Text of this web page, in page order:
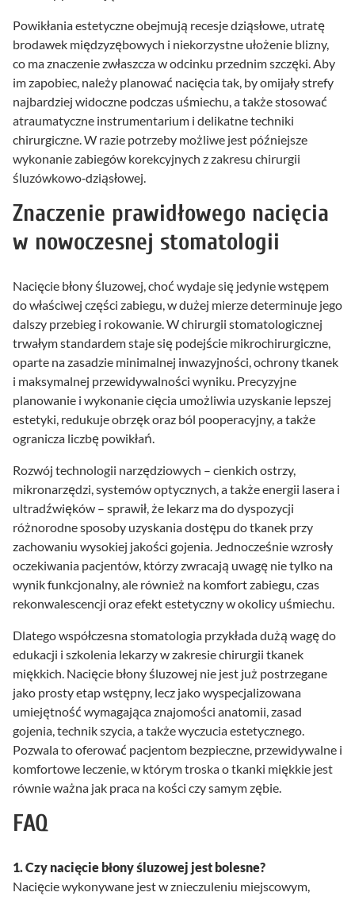
Powikłania estetyczne obejmują recesje dziąsłowe, utratę
brodawek międzyzębowych i niekorzystne ułożenie blizny,
co ma znaczenie zwłaszcza w odcinku przednim szczęki. Aby
im zapobiec, należy planować nacięcia tak, by omijały strefy
najbardziej widoczne podczas uśmiechu, a także stosować
atraumatyczne instrumentarium i delikatne techniki
chirurgiczne. W razie potrzeby możliwe jest późniejsze
wykonanie zabiegów korekcyjnych z zakresu chirurgii
śluzówkowo‑dziąsłowej.
Znaczenie prawidłowego nacięcia
w nowoczesnej stomatologii
Nacięcie błony śluzowej, choć wydaje się jedynie wstępem
do właściwej części zabiegu, w dużej mierze determinuje jego
dalszy przebieg i rokowanie. W chirurgii stomatologicznej
trwałym standardem staje się podejście mikrochirurgiczne,
oparte na zasadzie minimalnej inwazyjności, ochrony tkanek
i maksymalnej przewidywalności wyniku. Precyzyjne
planowanie i wykonanie cięcia umożliwia uzyskanie lepszej
estetyki, redukuje obrzęk oraz ból pooperacyjny, a także
ogranicza liczbę powikłań.
Rozwój technologii narzędziowych – cienkich ostrzy,
mikronarzędzi, systemów optycznych, a także energii lasera i
ultradźwięków – sprawił, że lekarz ma do dyspozycji
różnorodne sposoby uzyskania dostępu do tkanek przy
zachowaniu wysokiej jakości gojenia. Jednocześnie wzrosły
oczekiwania pacjentów, którzy zwracają uwagę nie tylko na
wynik funkcjonalny, ale również na komfort zabiegu, czas
rekonwalescencji oraz efekt estetyczny w okolicy uśmiechu.
Dlatego współczesna stomatologia przykłada dużą wagę do
edukacji i szkolenia lekarzy w zakresie chirurgii tkanek
miękkich. Nacięcie błony śluzowej nie jest już postrzegane
jako prosty etap wstępny, lecz jako wyspecjalizowana
umiejętność wymagająca znajomości anatomii, zasad
gojenia, technik szycia, a także wyczucia estetycznego.
Pozwala to oferować pacjentom bezpieczne, przewidywalne i
komfortowe leczenie, w którym troska o tkanki miękkie jest
równie ważna jak praca na kości czy samym zębie.
FAQ
1. Czy nacięcie błony śluzowej jest bolesne?
Nacięcie wykonywane jest w znieczuleniu miejscowym,